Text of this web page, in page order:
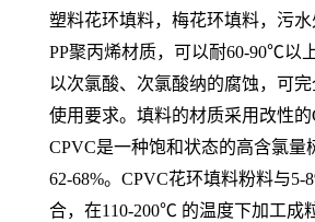
塑料花环填料，梅花环填料，污
PP聚丙烯材质，可以耐60-90℃以
以次氯酸、次氯酸纳的腐蚀，可
使用要求。填料的材质采用改性的
CPVC是一种饱和状态的高含氯量
62-68%。CPVC花环填料粉料与5-
合，在110-200℃ 的温度下加工成